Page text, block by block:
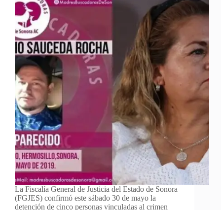
La Fiscalía General de Justicia del Estado de Sonora
(FGJES) confirmó este sábado 30 de mayo la
detención de cinco personas vinculadas al crimen